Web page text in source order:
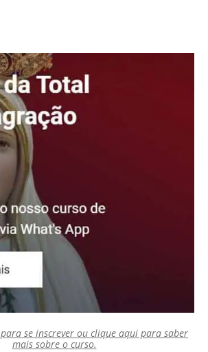
se inscrever ou clique aqui para saber
mais sobre o curso.